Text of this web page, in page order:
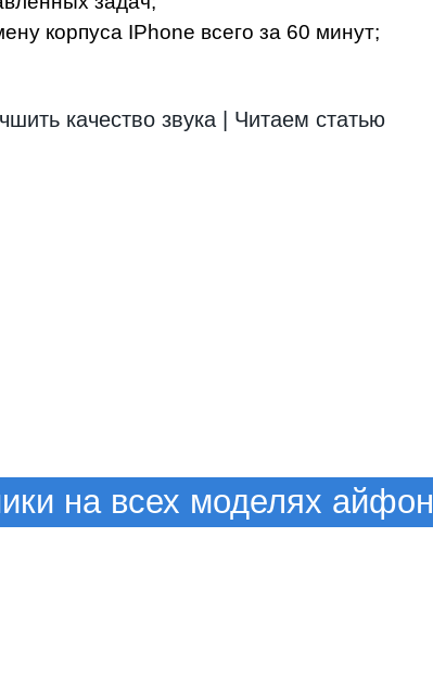
корпуса IPhone вceгo зa 60 минут;
качество звука | Читаем статью
на всех моделях айфон